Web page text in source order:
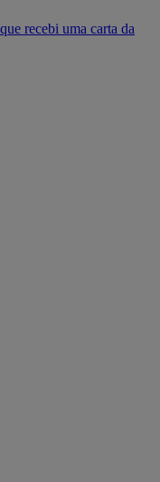
recebi uma carta da